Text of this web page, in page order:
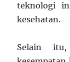
teknologi
kesehatan.
Selain itu,